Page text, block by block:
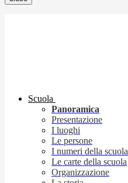
Scuola
Panoramica
Presentazione
I luoghi
Le persone
I numeri della scuola
Le carte della scuola
Organizzazione